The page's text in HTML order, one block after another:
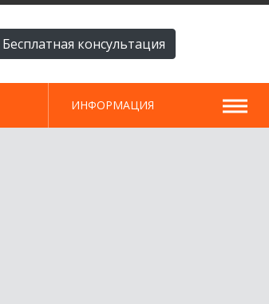
Бесплатная консультация
ИНФОРМАЦИЯ